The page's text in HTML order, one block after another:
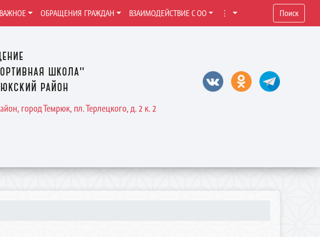
школа"
район
город Темрюк, пл. Терлецкого, д. 2 к. 2
ВАЖНОЕ ОБРАЩЕНИЯ ГРАЖДАН ВЗАИМОДЕЙСТВИЕ С ОО ⋮ Поиск